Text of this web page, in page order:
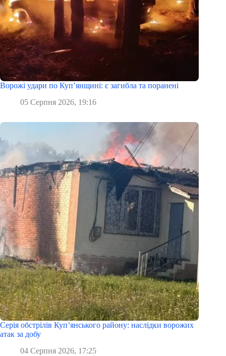
Ворожі удари по Куп’янщині: є загибла та поранені
05 Серпня 2026, 19:16
Серія обстрілів Куп’янського району: наслідки ворожих
атак за добу
04 Серпня 2026, 17:25